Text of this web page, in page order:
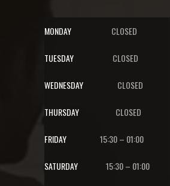
MONDAY CLOSED
TUESDAY CLOSED
WEDNESDAY CLOSED
THURSDAY CLOSED
FRIDAY 15:30 – 01:00
SATURDAY 15:30 – 01:00